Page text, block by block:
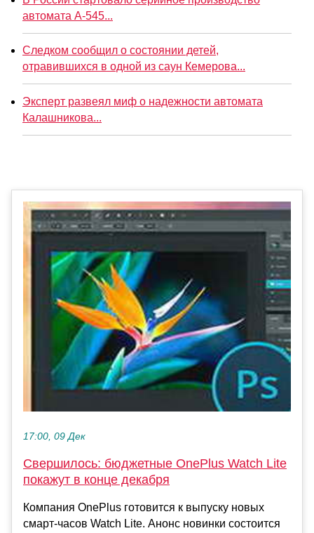
автомата А-545...
Следком сообщил о состоянии детей,
отравившихся в одной из саун Кемерова...
Эксперт развеял миф о надежности автомата
Калашникова...
17:00, 09 Дек
Свершилось: бюджетные OnePlus Watch Lite
покажут в конце декабря
Компания OnePlus готовится к выпуску новых
смарт-часов Watch Lite. Анонс новинки состоится